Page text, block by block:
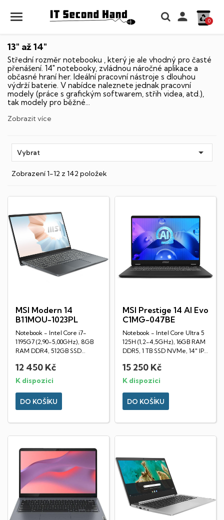
 0
13" až 14"
Střední rozměr notebooku , který je ale vhodný pro časté
přenášení. 14" notebooky, zvládnou náročné aplikace a
občasné hraní her. Ideální pracovní nástroje s dlouhou
výdrží baterie. V nabídce naleznete jednak pracovní
modely (práce s grafickým softwarem, střih videa, atd.),
tak modely pro běžné...
Zobrazit více
Vybrat 
Zobrazení 1-12 z 142 položek
MSI Modern 14
B11MOU-1023PL
Notebook - Intel Core i7-
1195G7 (2,90-5,00GHz), 8GB
RAM DDR4, 512GB SSD
12 450 Kč
K dispozici
DO KOŠÍKU
MSI Prestige 14 AI Evo
C1MG-047BE
Notebook - Intel Core Ultra 5
125H (1,2-4,5GHz), 16GB RAM
DDR5, 1 TB SSD NVMe, 14" IPS
15 250 Kč
K dispozici
DO KOŠÍKU